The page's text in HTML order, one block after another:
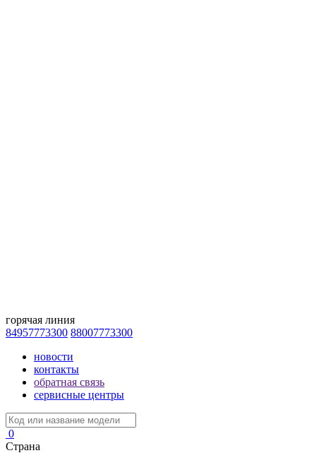
горячая линия
84957773300 88007773300
новости
контакты
обратная связь
сервисные центры
0
Страна